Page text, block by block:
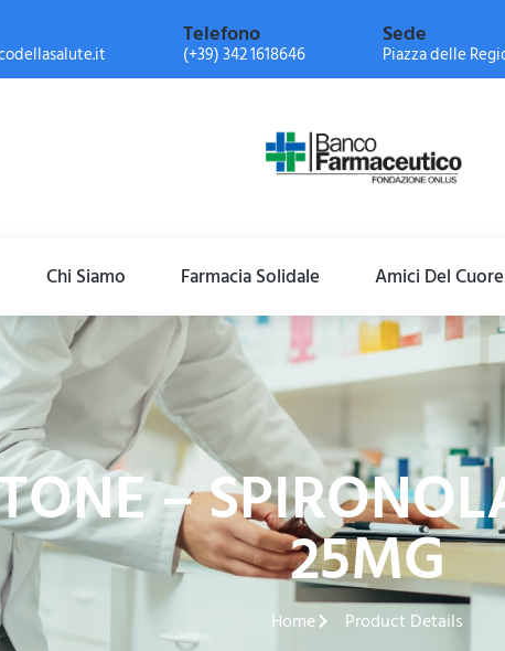
Telefono
(+39) 342 1618646
Sede
Piazza delle
Chi Siamo Farmacia Solidale Amici Del Cuore
–
25MG
Home Product Details